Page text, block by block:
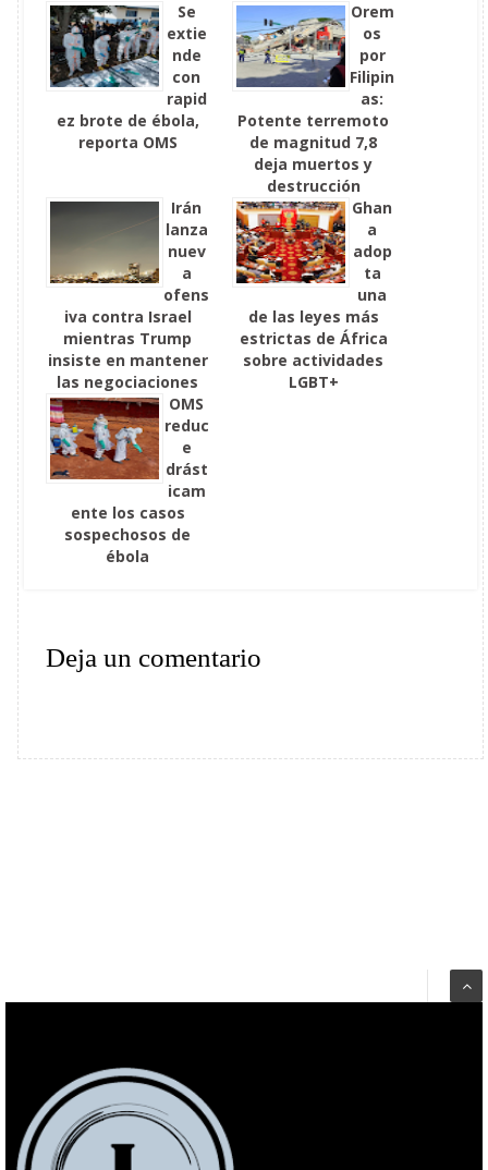
Se
extie
nde
con
rapid
ez brote de ébola,
reporta OMS
Orem
os
por
Filipin
as:
Potente terremoto
de magnitud 7,8
deja muertos y
destrucción
Irán
lanza
nuev
a
ofens
iva contra Israel
mientras Trump
insiste en mantener
las negociaciones
Ghan
a
adop
ta
una
de las leyes más
estrictas de África
sobre actividades
LGBT+
OMS
reduc
e
drást
icam
ente los casos
sospechosos de
ébola
Deja un comentario